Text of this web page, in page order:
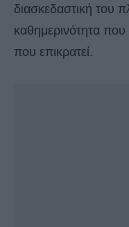
διασκεδαστική του
καθημερινότητα που
που επικρατεί.